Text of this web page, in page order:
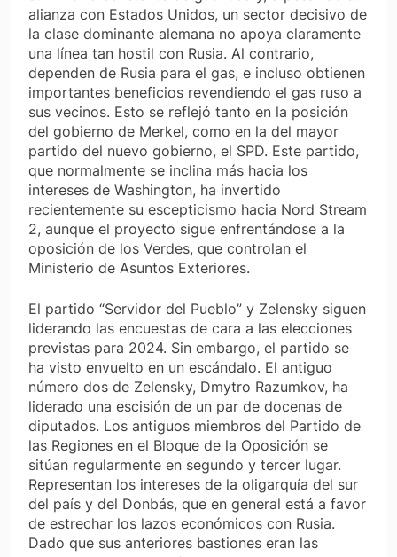
alianza con Estados Unidos, un sector decisivo de
la clase dominante alemana no apoya claramente
una línea tan hostil con Rusia. Al contrario,
dependen de Rusia para el gas, e incluso obtienen
importantes beneficios revendiendo el gas ruso a
sus vecinos. Esto se reflejó tanto en la posición
del gobierno de Merkel, como en la del mayor
partido del nuevo gobierno, el SPD. Este partido,
que normalmente se inclina más hacia los
intereses de Washington, ha invertido
recientemente su escepticismo hacia Nord Stream
2, aunque el proyecto sigue enfrentándose a la
oposición de los Verdes, que controlan el
Ministerio de Asuntos Exteriores.
El partido “Servidor del Pueblo” y Zelensky siguen
liderando las encuestas de cara a las elecciones
previstas para 2024. Sin embargo, el partido se
ha visto envuelto en un escándalo. El antiguo
número dos de Zelensky, Dmytro Razumkov, ha
liderado una escisión de un par de docenas de
diputados. Los antiguos miembros del Partido de
las Regiones en el Bloque de la Oposición se
sitúan regularmente en segundo y tercer lugar.
Representan los intereses de la oligarquía del sur
del país y del Donbás, que en general está a favor
de estrechar los lazos económicos con Rusia.
Dado que sus anteriores bastiones eran las